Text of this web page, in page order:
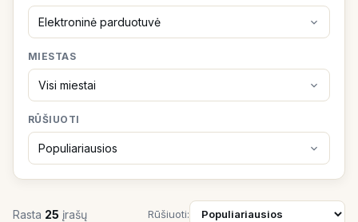
Rasta 25 įrašų Rūšiuoti:
MIESTAS
RŪŠIUOTI